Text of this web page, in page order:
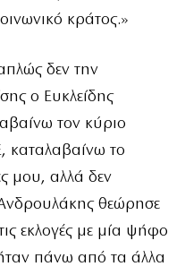
κράτος.»
δεν την
ο Ευκλείδης
τον κύριο
καταλαβαίνω το
μου, αλλά δεν
θεώρησε
εκλογές με μία ψήφο
πάνω από τα άλλα